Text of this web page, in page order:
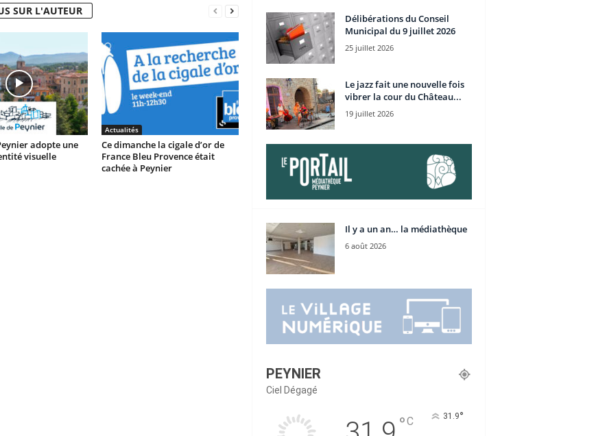
SUR L'AUTEUR
adopte une
visuelle
Actualités
Ce dimanche la cigale d’or de
France Bleu Provence était
cachée à Peynier
Délibérations du Conseil
Municipal du 9 juillet 2026
25 juillet 2026
Le jazz fait une nouvelle fois
vibrer la cour du Château...
19 juillet 2026
Il y a un an… la médiathèque
6 août 2026
PEYNIER
Ciel Dégagé
°C 31.9°